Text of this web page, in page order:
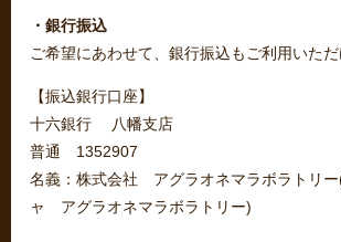
・銀行振込
ご希望にあわせて、銀行振込もご利用いただ
【振込銀行口座】
十六銀行 八幡支店
普通 1352907
名義：株式会社 アグラオネマラボラトリー
ャ アグラオネマラボラトリー)